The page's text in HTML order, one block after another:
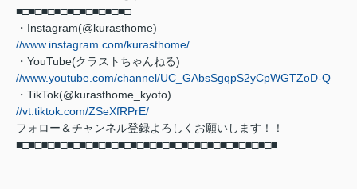
■□■□■□■□■□■□■□■□■□
・Instagram(@kurasthome)
//www.instagram.com/kurasthome/
・YouTube(クラストちゃんねる)
//www.youtube.com/channel/UC_GAbsSgqpS2yCpWGTZoD-Q
・TikTok(@kurasthome_kyoto)
//vt.tiktok.com/ZSeXfRPrE/
フォロー＆チャンネル登録よろしくお願いします！！
■□■□■□■□■□■□■□■□■□■□■□■□■□■□■□■□■□■□■□■□■